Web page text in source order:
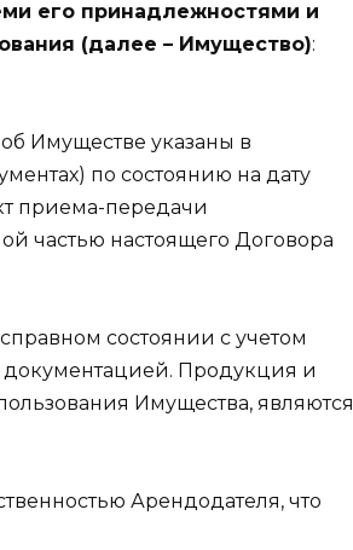
его принадлежностями и
(далее – Имущество):
Имуществе указаны в
по состоянию на дату
приема-передачи
частью настоящего Договора
состоянии с учетом
документацией. Продукция и
Имущества, являются
Арендодателя, что